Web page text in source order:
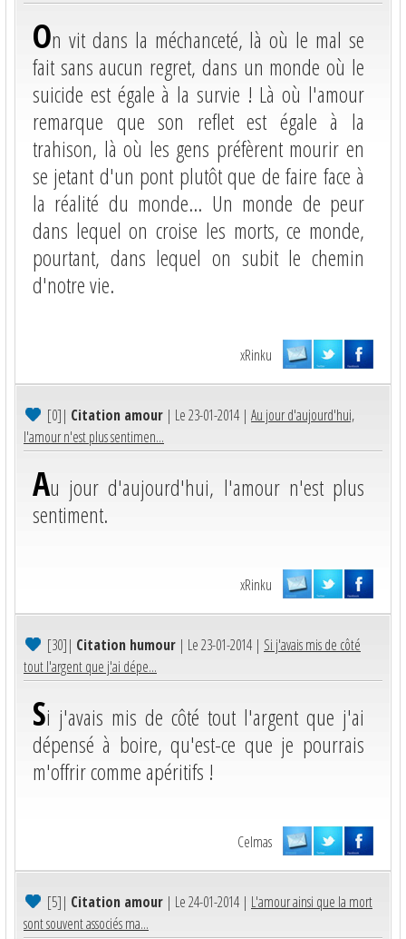
On vit dans la méchanceté, là où le mal se
fait sans aucun regret, dans un monde où le
suicide est égale à la survie ! Là où l'amour
remarque que son reflet est égale à la
trahison, là où les gens préfèrent mourir en
se jetant d'un pont plutôt que de faire face à
la réalité du monde... Un monde de peur
dans lequel on croise les morts, ce monde,
pourtant, dans lequel on subit le chemin
d'notre vie.
xRinku
[0]| Citation amour | Le 23-01-2014 | Au jour d'aujourd'hui,
l'amour n'est plus sentimen...
Au jour d'aujourd'hui, l'amour n'est plus
sentiment.
xRinku
[30]| Citation humour | Le 23-01-2014 | Si j'avais mis de côté
tout l'argent que j'ai dépe...
Si j'avais mis de côté tout l'argent que j'ai
dépensé à boire, qu'est-ce que je pourrais
m'offrir comme apéritifs !
Celmas
[5]| Citation amour | Le 24-01-2014 | L'amour ainsi que la mort
sont souvent associés ma...